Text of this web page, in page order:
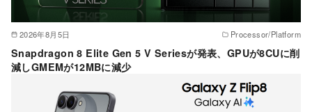
2026年8月5日 Processor/Platform
Snapdragon 8 Elite Gen 5 V Seriesが発表、GPUが8CUに削
減しGMEMが12MBに減少